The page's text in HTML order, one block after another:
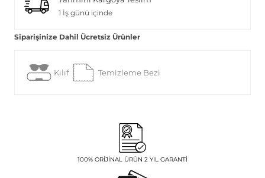
1 İş günü içinde
Siparişinize Dahil Ücretsiz Ürünler
Kılıf Temizleme Bezi
100% ORIJINAL ÜRÜN 2 YIL GARANTI